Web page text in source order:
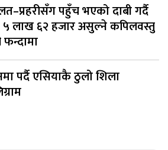
पहुँच भएको दाबी गर्दै
५ लाख ६२ हजार असुल्ने कपिलवस्तु
फन्दामा
पर्दै एसियाकै ठुलो शिला